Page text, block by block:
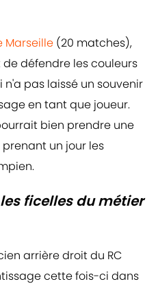
Marseille (20 matches),
défendre les couleurs
pas laissé un souvenir
en tant que joueur.
bien prendre une
un jour les
ficelles du métier
arrière droit du RC
cette fois-ci dans